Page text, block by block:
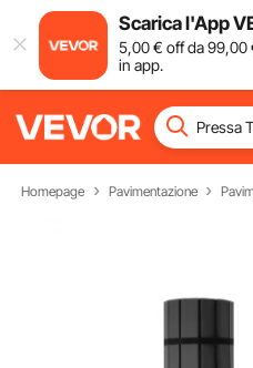
Scarica l'App
5,00€ off da99,00
in app.
Homepage Pavimentazione